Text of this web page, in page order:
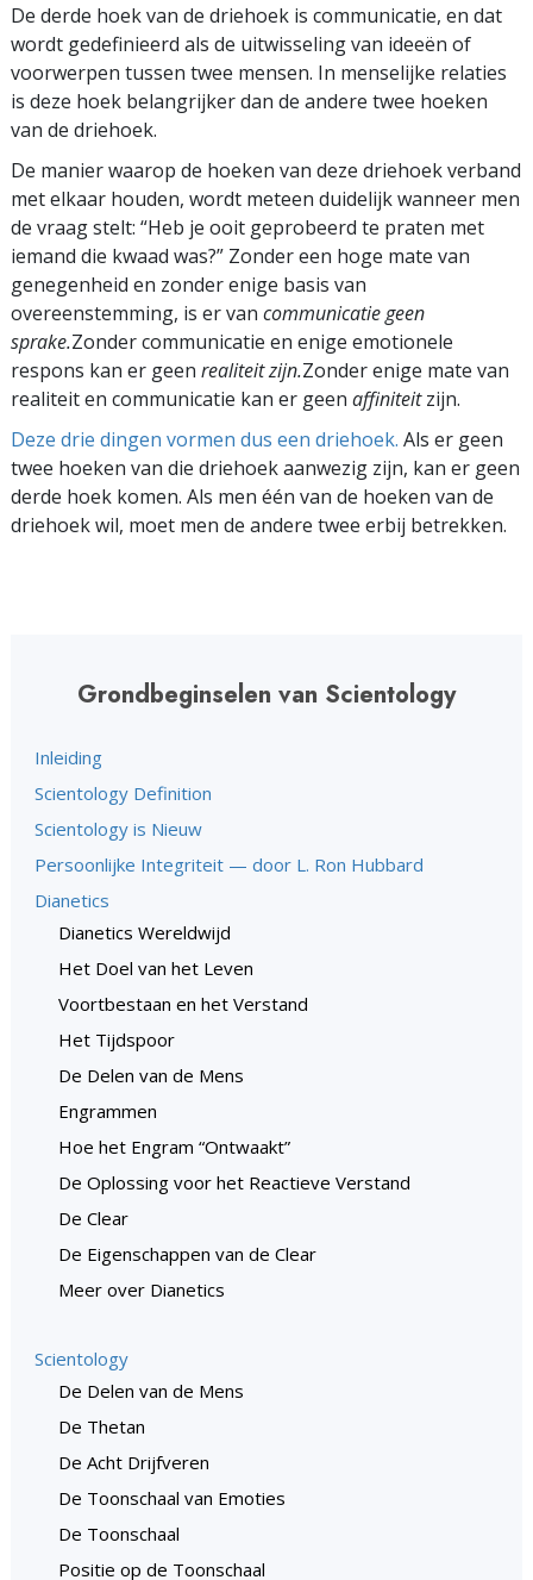
De derde hoek van de driehoek is communicatie, en dat
wordt gedefinieerd als de uitwisseling van ideeën of
voorwerpen tussen twee mensen. In menselijke relaties
is deze hoek belangrijker dan de andere twee hoeken
van de driehoek.
De manier waarop de hoeken van deze driehoek verband
met elkaar houden, wordt meteen duidelijk wanneer men
de vraag stelt: “Heb je ooit geprobeerd te praten met
iemand die kwaad was?” Zonder een hoge mate van
genegenheid en zonder enige basis van
overeenstemming, is er van communicatie geen
sprake.Zonder communicatie en enige emotionele
respons kan er geen realiteit zijn.Zonder enige mate van
realiteit en communicatie kan er geen affiniteitzijn.
Deze drie dingen vormen dus een driehoek. Als er geen
twee hoeken van die driehoek aanwezig zijn, kan er geen
derde hoek komen. Als men één van de hoeken van de
driehoek wil, moet men de andere twee erbij betrekken.
Grondbeginselen van Scientology
Inleiding
Scientology Definition
Scientology is Nieuw
Persoonlijke Integriteit — door L. Ron Hubbard
Dianetics
Dianetics Wereldwijd
Het Doel van het Leven
Voortbestaan en het Verstand
Het Tijdspoor
De Delen van de Mens
Engrammen
Hoe het Engram “Ontwaakt”
De Oplossing voor het Reactieve Verstand
De Clear
De Eigenschappen van de Clear
Meer over Dianetics
Scientology
De Delen van de Mens
De Thetan
De Acht Drijfveren
De Toonschaal van Emoties
De Toonschaal
Positie op de Toonschaal